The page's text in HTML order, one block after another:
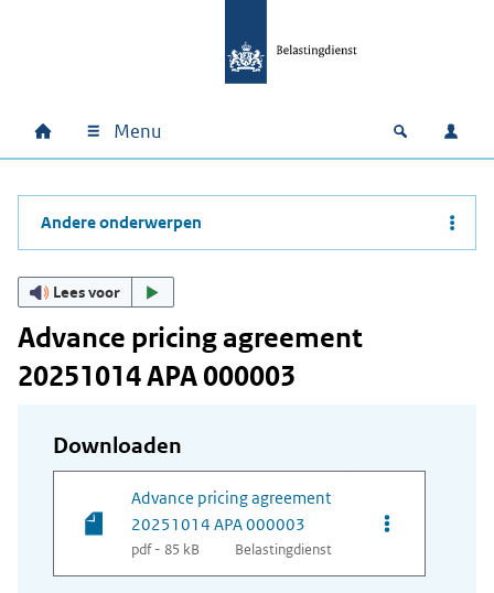
Hoofdnavigatie
Home Menu Open
Andere onderwerpen
Lees voor
Advance pricing agreement
20251014 APA 000003
Downloaden
Advance pricing agreement
20251014 APA 000003
pdf - 85 kB Belastingdienst
Opties van